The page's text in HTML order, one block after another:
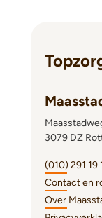
3079 DZ
(010) 291 19
Contact en
Over